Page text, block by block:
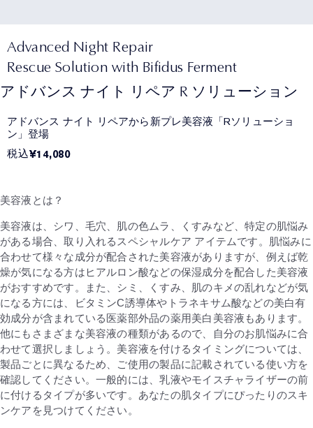
Advanced Night Repair
Rescue Solution with Bifidus Ferment
アドバンス ナイト リペア R ソリューション
アドバンス ナイト リペアから新プレ美容液「Rソリューショ
ン」登場
税込¥14,080
美容液とは？
美容液は、シワ、毛穴、肌の色ムラ、くすみなど、特定の肌悩み
がある場合、取り入れるスペシャルケア アイテムです。肌悩みに
合わせて様々な成分が配合された美容液がありますが、例えば乾
燥が気になる方はヒアルロン酸などの保湿成分を配合した美容液
がおすすめです。また、シミ、くすみ、肌のキメの乱れなどが気
になる方には、ビタミンC誘導体やトラネキサム酸などの美白有
効成分が含まれている医薬部外品の薬用美白美容液もあります。
他にもさまざまな美容液の種類があるので、自分のお肌悩みに合
わせて選択しましょう。美容液を付けるタイミングについては、
製品ごとに異なるため、ご使用の製品に記載されている使い方を
確認してください。一般的には、乳液やモイスチャライザーの前
に付けるタイプが多いです。あなたの肌タイプにぴったりのスキ
ンケアを見つけてください。